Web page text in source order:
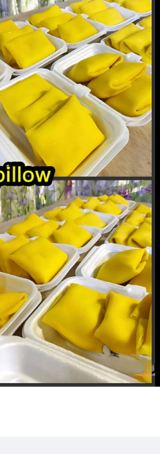
ကိုဇကာနဲ့ပြန်စစ်ယူမယ် မုန့်နှစ်သ
ထုတ်တဲ့ ပလက်စတစ် လေးနဲ့ဖြ
င် မွှေထားမယ် ပစ်ပစ်လေး
လဲရတယ် မီးကိုအသေလျှော့ထ
မယ် ဒူးရင်းသီးထည့်မယ်